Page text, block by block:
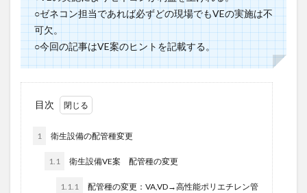
○ゼネコン担当であれば必ずどの現場でもVEの実施は不
可欠。
○今回の記事はVE案のヒントを記載する。
目次
1 衛生設備の配管種変更
1.1 衛生設備VE案 配管種の変更
1.1.1 配管種の変更：VA,VD→高性能ポリエチレン管